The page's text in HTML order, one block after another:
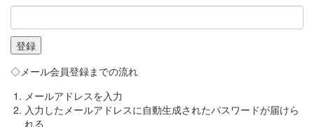
◇メール会員登録までの流れ
メールアドレスを入力
入力したメールアドレスに自動生成されたパスワードが届けら
れる